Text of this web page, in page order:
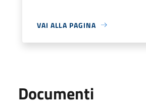
VAI ALLA PAGINA
Documenti